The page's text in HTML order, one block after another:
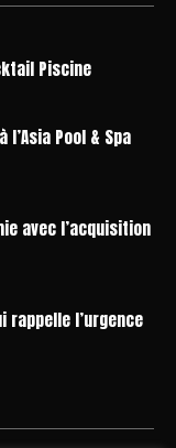
Piscine
Pool & Spa
avec l’acquisition
rappelle l’urgence